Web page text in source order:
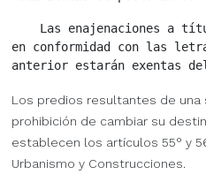
Las enajenaciones a
en conformidad con las
Los predios resultantes de una
prohibición de cambiar su
establecen los artículos 55° y
Urbanismo y Construcciones.